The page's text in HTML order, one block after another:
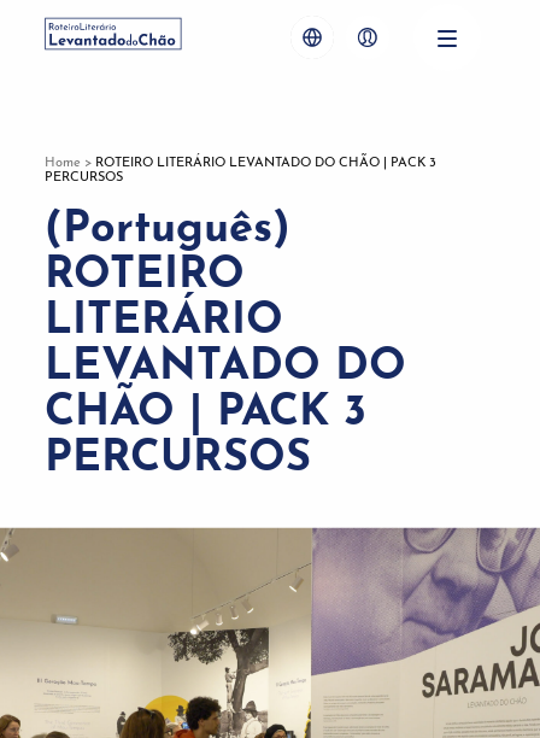
Home > ROTEIRO LITERÁRIO LEVANTADO DO CHÃO | PACK 3
PERCURSOS
(Português)
ROTEIRO
LITERÁRIO
LEVANTADO DO
CHÃO | PACK 3
PERCURSOS